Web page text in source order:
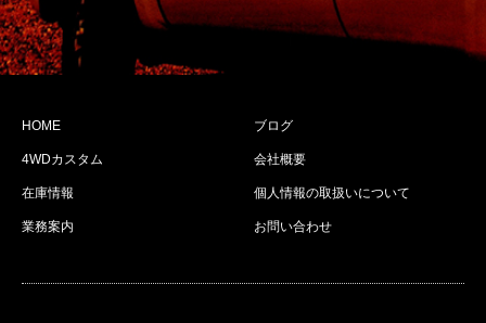
HOME
4WDカスタム
在庫情報
業務案内
ブログ
会社概要
個人情報の取扱いについて
お問い合わせ